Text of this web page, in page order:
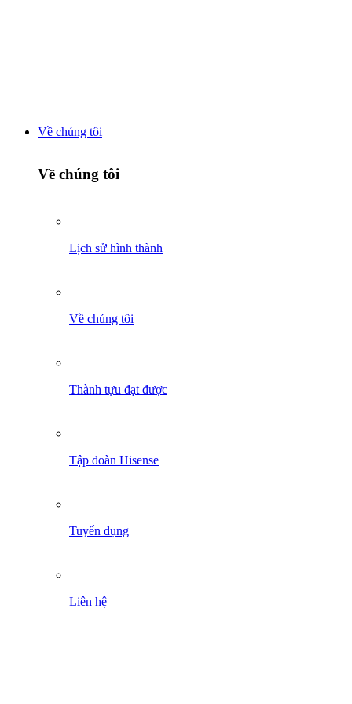
Về chúng tôi
Về chúng tôi
Lịch sử hình thành
Về chúng tôi
Thành tựu đạt được
Tập đoàn Hisense
Tuyển dụng
Liên hệ